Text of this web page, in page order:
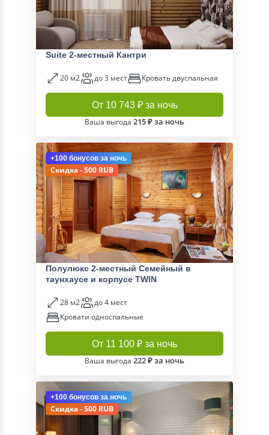
Suite 2-местный Кантри
20 м2 до 3 мест Кровать двуспальная
От 10 743 ₽ за ночь
Ваша выгода 215 ₽ за ночь
+100 бонусов за ночь
Скидка - 500 RUB
Полулюкс 2-местный Семейный в
таунхаусе и корпусе TWIN
28 м2
до 4 мест
Кровати односпальные
От 11 100 ₽ за ночь
Ваша выгода 222 ₽ за ночь
+100 бонусов за ночь
Скидка - 500 RUB